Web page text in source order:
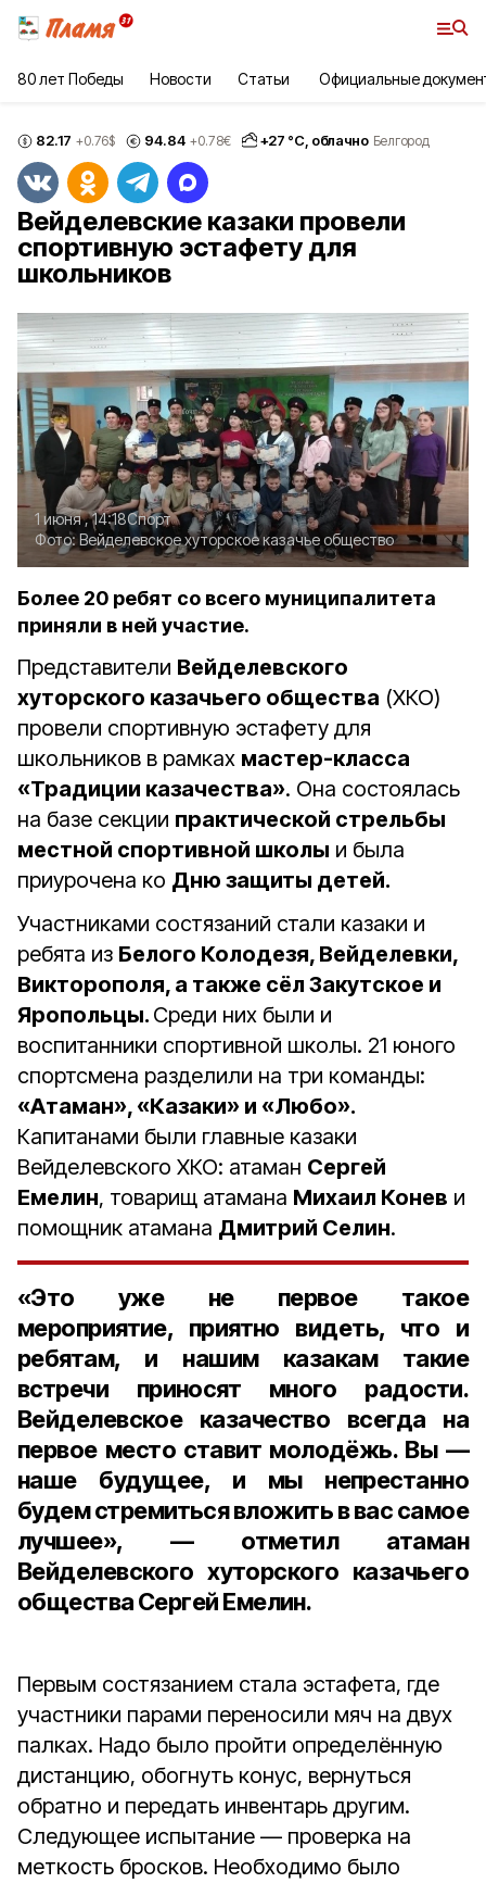
80 лет Победы Новости Статьи Официальные
82.17 +0.76$ 94.84 +0.78€ +27 °С, облачно Белгород
Вейделевские казаки провели
спортивную эстафету для
школьников
1 июня , 14:18Спорт
Фото:Вейделевское хуторское казачье общество
Более 20 ребят со всего муниципалитета
приняли в ней участие.
Представители Вейделевского
хуторского казачьего общества (ХКО)
провели спортивную эстафету для
школьников в рамках мастер-класса
«Традиции казачества». Она состоялась
на базе секции практической стрельбы
местной спортивной школы и была
приурочена ко Дню защиты детей.
Участниками состязаний стали казаки и
ребята из Белого Колодезя, Вейделевки,
Викторополя, а также сёл Закутское и
Яропольцы. Среди них были и
воспитанники спортивной школы. 21 юного
спортсмена разделили на три команды:
«Атаман», «Казаки» и «Любо».
Капитанами были главные казаки
Вейделевского ХКО: атаман Сергей
Емелин, товарищ атамана Михаил Конев и
помощник атамана Дмитрий Селин.
«Это уже не первое такое
мероприятие, приятно видеть, что и
ребятам, и нашим казакам такие
встречи приносят много радости.
Вейделевское казачество всегда на
первое место ставит молодёжь. Вы —
наше будущее, и мы непрестанно
будем стремиться вложить в вас самое
лучшее», — отметил атаман
Вейделевского хуторского казачьего
общества Сергей Емелин.
Первым состязанием стала эстафета, где
участники парами переносили мяч на двух
палках. Надо было пройти определённую
дистанцию, обогнуть конус, вернуться
обратно и передать инвентарь другим.
Следующее испытание — проверка на
меткость бросков. Необходимо было